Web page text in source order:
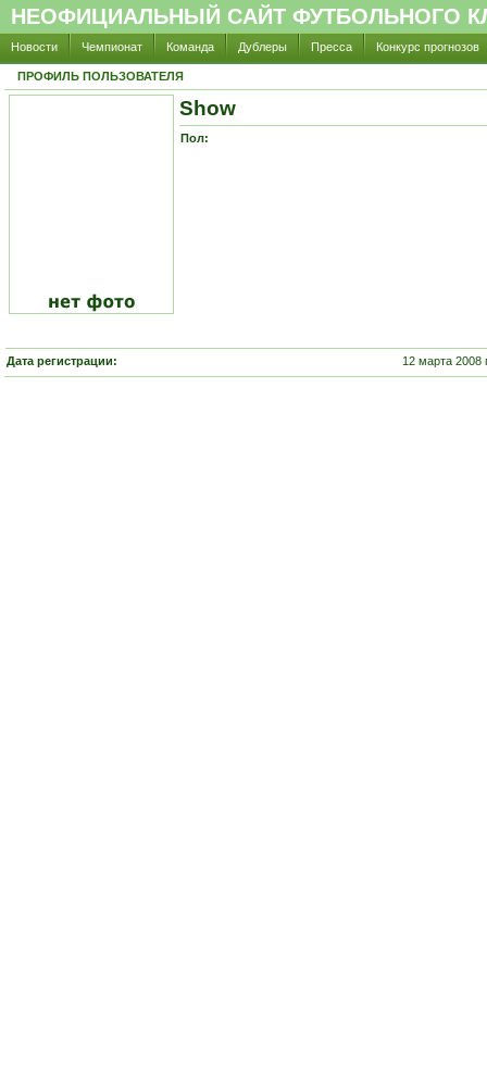
НЕОФИЦИАЛЬНЫЙ САЙТ ФУТБОЛЬНОГО
Новости Чемпионат Команда Дублеры Пресса Конкурс прогнозов
ПРОФИЛЬ ПОЛЬЗОВАТЕЛЯ
Show
Пол:
Дата регистрации: 12 марта 2008